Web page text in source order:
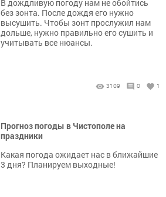
В дождливую погоду нам не обойтись
без зонта. После дождя его нужно
высушить. Чтобы зонт прослужил нам
дольше, нужно правильно его сушить и
учитывать все нюансы.
3109 0 1
Прогноз погоды в Чистополе на
праздники
Какая погода ожидает нас в ближайшие
3 дня? Планируем выходные!